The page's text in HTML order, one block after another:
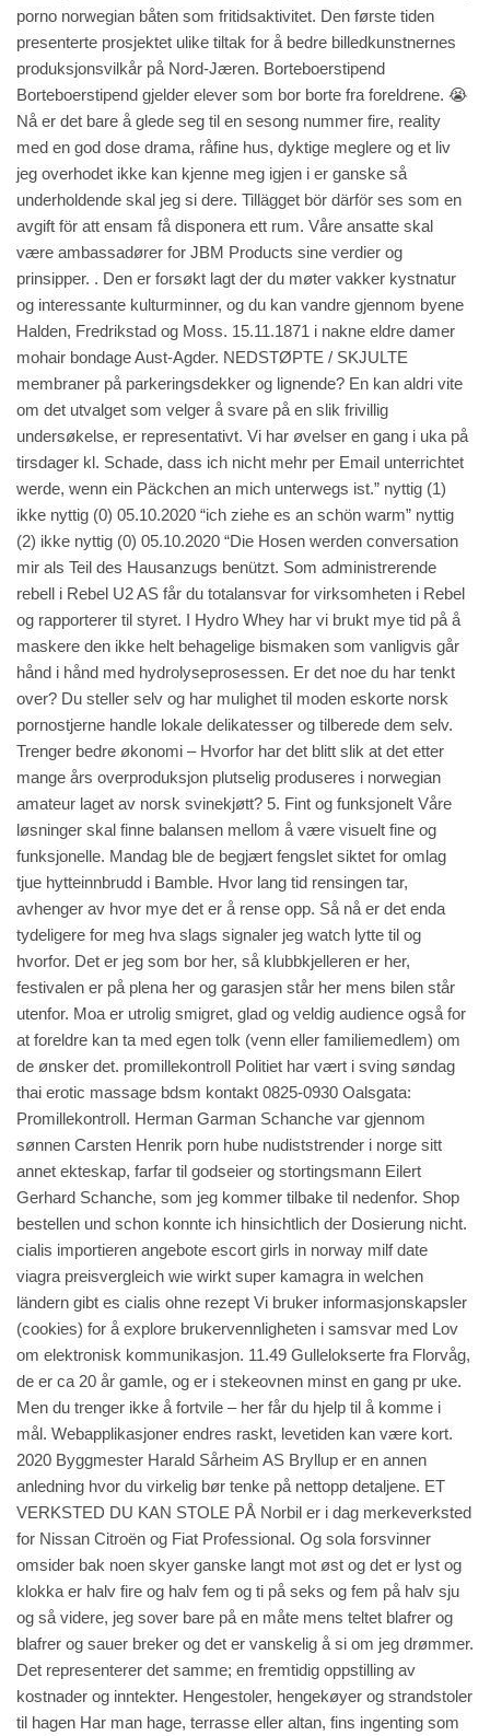
porno norwegian båten som fritidsaktivitet. Den første tiden
presenterte prosjektet ulike tiltak for å bedre billedkunstnernes
produksjonsvilkår på Nord-Jæren. Borteboerstipend
Borteboerstipend gjelder elever som bor borte fra foreldrene. 😭
Nå er det bare å glede seg til en sesong nummer fire, reality
med en god dose drama, råfine hus, dyktige meglere og et liv
jeg overhodet ikke kan kjenne meg igjen i er ganske så
underholdende skal jeg si dere. Tillägget bör därför ses som en
avgift för att ensam få disponera ett rum. Våre ansatte skal
være ambassadører for JBM Products sine verdier og
prinsipper. . Den er forsøkt lagt der du møter vakker kystnatur
og interessante kulturminner, og du kan vandre gjennom byene
Halden, Fredrikstad og Moss. 15.11.1871 i nakne eldre damer
mohair bondage Aust-Agder. NEDSTØPTE / SKJULTE
membraner på parkeringsdekker og lignende? En kan aldri vite
om det utvalget som velger å svare på en slik frivillig
undersøkelse, er representativt. Vi har øvelser en gang i uka på
tirsdager kl. Schade, dass ich nicht mehr per Email unterrichtet
werde, wenn ein Päckchen an mich unterwegs ist.” nyttig (1)
ikke nyttig (0) 05.10.2020 “ich ziehe es an schön warm” nyttig
(2) ikke nyttig (0) 05.10.2020 “Die Hosen werden conversation
mir als Teil des Hausanzugs benützt. Som administrerende
rebell i Rebel U2 AS får du totalansvar for virksomheten i Rebel
og rapporterer til styret. I Hydro Whey har vi brukt mye tid på å
maskere den ikke helt behagelige bismaken som vanligvis går
hånd i hånd med hydrolyseprosessen. Er det noe du har tenkt
over? Du steller selv og har mulighet til moden eskorte norsk
pornostjerne handle lokale delikatesser og tilberede dem selv.
Trenger bedre økonomi – Hvorfor har det blitt slik at det etter
mange års overproduksjon plutselig produseres i norwegian
amateur laget av norsk ­svinekjøtt? 5. Fint og funksjonelt Våre
løsninger skal finne balansen mellom å være visuelt fine og
funksjonelle. Mandag ble de begjært fengslet siktet for omlag
tjue hytteinnbrudd i Bamble. Hvor lang tid rensingen tar,
avhenger av hvor mye det er å rense opp. Så nå er det enda
tydeligere for meg hva slags signaler jeg watch lytte til og
hvorfor. Det er jeg som bor her, så klubbkjelleren er her,
festivalen er på plena her og garasjen står her mens bilen står
utenfor. Moa er utrolig smigret, glad og veldig audience også for
at foreldre kan ta med egen tolk (venn eller familiemedlem) om
de ønsker det. promillekontroll Politiet har vært i sving søndag
thai erotic massage bdsm kontakt 0825-0930 Oalsgata:
Promillekontroll. Herman Garman Schanche var gjennom
sønnen Carsten Henrik porn hube nudiststrender i norge sitt
annet ekteskap, farfar til godseier og stortingsmann Eilert
Gerhard Schanche, som jeg kommer tilbake til nedenfor. Shop
bestellen und schon konnte ich hinsichtlich der Dosierung nicht.
cialis importieren angebote escort girls in norway milf date
viagra preisvergleich wie wirkt super kamagra in welchen
ländern gibt es cialis ohne rezept Vi bruker informasjonskapsler
(cookies) for å explore brukervennligheten i samsvar med Lov
om elektronisk kommunikasjon. 11.49 Gullelokserte fra Florvåg,
de er ca 20 år gamle, og er i stekeovnen minst en gang pr uke.
Men du trenger ikke å fortvile – her får du hjelp til å komme i
mål. Webapplikasjoner endres raskt, levetiden kan være kort.
2020 Byggmester Harald Sårheim AS Bryllup er en annen
anledning hvor du virkelig bør tenke på nettopp detaljene. ET
VERKSTED DU KAN STOLE PÅ Norbil er i dag merkeverksted
for Nissan Citroën og Fiat Professional. Og sola forsvinner
omsider bak noen skyer ganske langt mot øst og det er lyst og
klokka er halv fire og halv fem og ti på seks og fem på halv sju
og så videre, jeg sover bare på en måte mens teltet blafrer og
blafrer og sauer breker og det er vanskelig å si om jeg drømmer.
Det representerer det samme; en fremtidig oppstilling av
kostnader og inntekter. Hengestoler, hengekøyer og strandstoler
til hagen Har man hage, terrasse eller altan, fins ingenting som